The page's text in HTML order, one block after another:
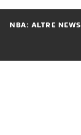
NBA: ALTRE NEWS